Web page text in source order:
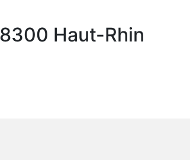
Haut-Rhin